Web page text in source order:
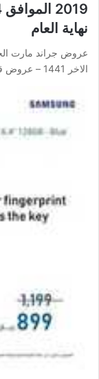
نهاية العام
الاخر 1441 – عروض قيمة نهاية العام عروض جراند…